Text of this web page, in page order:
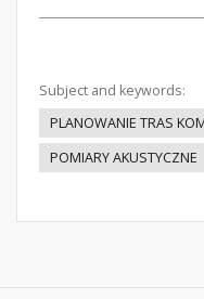
Subject and keywords:
PLANOWANIE TRAS
POMIARY AKUSTYCZNE